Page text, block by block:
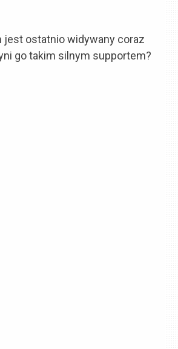
jest ostatnio widywany coraz
go takim silnym supportem?